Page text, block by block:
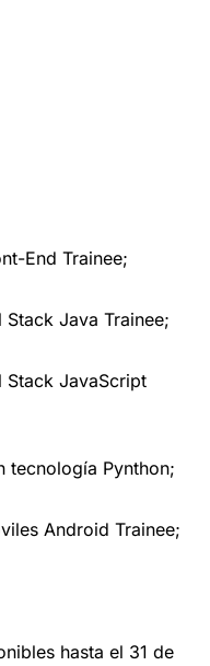
End Trainee;
Java Trainee;
Stack JavaScript
tecnología Pynthon;
Android Trainee;
hasta el 31 de